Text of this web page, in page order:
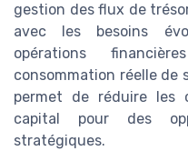
gestion des flux de
avec les besoins
opérations
consommation réelle de
permet de réduire
capital pour des
stratégiques.